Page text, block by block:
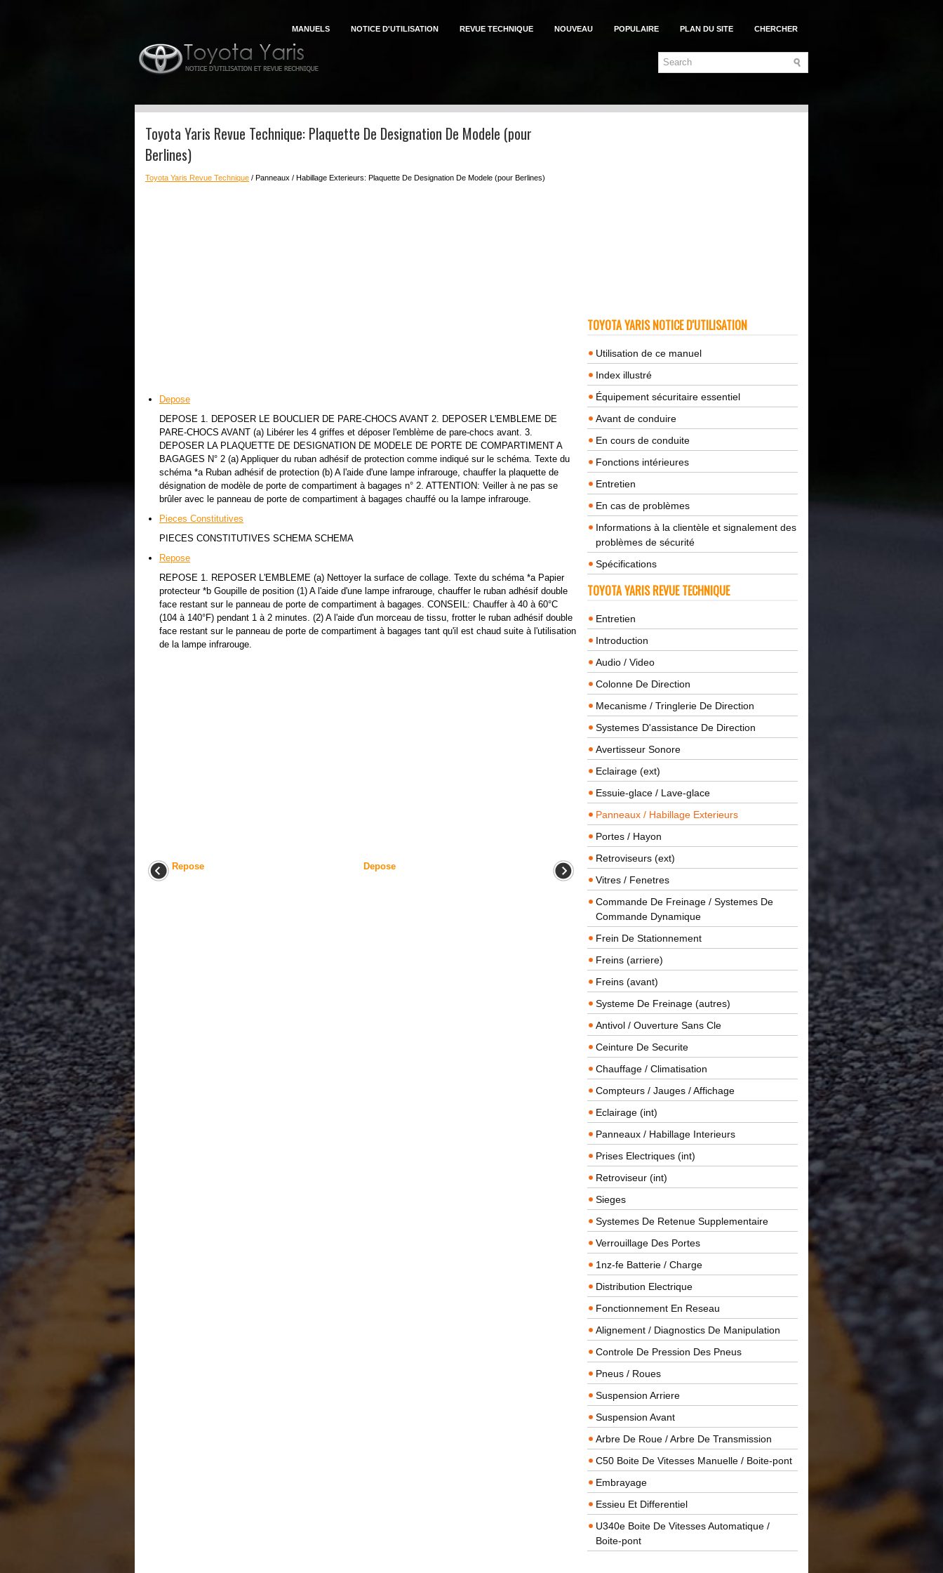
MANUELS NOTICE D'UTILISATION REVUE TECHNIQUE NOUVEAU POPULAIRE PLAN DU SITE CHERCHER
Toyota Yaris Revue Technique: Plaquette De Designation De Modele (pour
Berlines)
Toyota Yaris Revue Technique / Panneaux / Habillage Exterieurs: Plaquette De Designation De Modele (pour Berlines)
Depose
DEPOSE 1. DEPOSER LE BOUCLIER DE PARE-CHOCS AVANT 2. DEPOSER L'EMBLEME DE
PARE-CHOCS AVANT (a) Libérer les 4 griffes et déposer l'emblème de pare-chocs avant. 3.
DEPOSER LA PLAQUETTE DE DESIGNATION DE MODELE DE PORTE DE COMPARTIMENT A
BAGAGES N° 2 (a) Appliquer du ruban adhésif de protection comme indiqué sur le schéma. Texte du
schéma *a Ruban adhésif de protection (b) A l'aide d'une lampe infrarouge, chauffer la plaquette de
désignation de modèle de porte de compartiment à bagages n° 2. ATTENTION: Veiller à ne pas se
brûler avec le panneau de porte de compartiment à bagages chauffé ou la lampe infrarouge.
Pieces Constitutives
PIECES CONSTITUTIVES SCHEMA SCHEMA
Repose
REPOSE 1. REPOSER L'EMBLEME (a) Nettoyer la surface de collage. Texte du schéma *a Papier
protecteur *b Goupille de position (1) A l'aide d'une lampe infrarouge, chauffer le ruban adhésif double
face restant sur le panneau de porte de compartiment à bagages. CONSEIL: Chauffer à 40 à 60°C
(104 à 140°F) pendant 1 à 2 minutes. (2) A l'aide d'un morceau de tissu, frotter le ruban adhésif double
face restant sur le panneau de porte de compartiment à bagages tant qu'il est chaud suite à l'utilisation
de la lampe infrarouge.
Repose Depose
TOYOTA YARIS NOTICE D'UTILISATION
Utilisation de ce manuel
Index illustré
Équipement sécuritaire essentiel
Avant de conduire
En cours de conduite
Fonctions intérieures
Entretien
En cas de problèmes
Informations à la clientèle et signalement des
problèmes de sécurité
Spécifications
TOYOTA YARIS REVUE TECHNIQUE
Entretien
Introduction
Audio / Video
Colonne De Direction
Mecanisme / Tringlerie De Direction
Systemes D'assistance De Direction
Avertisseur Sonore
Eclairage (ext)
Essuie-glace / Lave-glace
Panneaux / Habillage Exterieurs
Portes / Hayon
Retroviseurs (ext)
Vitres / Fenetres
Commande De Freinage / Systemes De
Commande Dynamique
Frein De Stationnement
Freins (arriere)
Freins (avant)
Systeme De Freinage (autres)
Antivol / Ouverture Sans Cle
Ceinture De Securite
Chauffage / Climatisation
Compteurs / Jauges / Affichage
Eclairage (int)
Panneaux / Habillage Interieurs
Prises Electriques (int)
Retroviseur (int)
Sieges
Systemes De Retenue Supplementaire
Verrouillage Des Portes
1nz-fe Batterie / Charge
Distribution Electrique
Fonctionnement En Reseau
Alignement / Diagnostics De Manipulation
Controle De Pression Des Pneus
Pneus / Roues
Suspension Arriere
Suspension Avant
Arbre De Roue / Arbre De Transmission
C50 Boite De Vitesses Manuelle / Boite-pont
Embrayage
Essieu Et Differentiel
U340e Boite De Vitesses Automatique /
Boite-pont